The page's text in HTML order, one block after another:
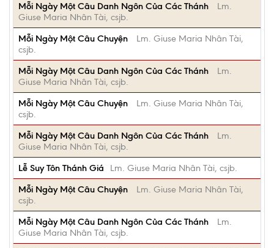
Mỗi Ngày Một Câu Danh Ngôn Của Các Thánh
Lm.
Giuse Maria Nhân Tài, csjb.
Mỗi Ngày Một Câu Chuyện
Lm. Giuse Maria Nhân Tài,
csjb.
Mỗi Ngày Một Câu Danh Ngôn Của Các Thánh
Lm.
Giuse Maria Nhân Tài, csjb.
Mỗi Ngày Một Câu Chuyện
Lm. Giuse Maria Nhân Tài,
csjb.
Mỗi Ngày Một Câu Danh Ngôn Của Các Thánh
Lm.
Giuse Maria Nhân Tài, csjb.
Lễ Suy Tôn Thánh Giá
Lm. Giuse Maria Nhân Tài, csjb.
Mỗi Ngày Một Câu Chuyện
Lm. Giuse Maria Nhân Tài,
csjb.
Mỗi Ngày Một Câu Danh Ngôn Của Các Thánh
Lm.
Giuse Maria Nhân Tài, csjb.